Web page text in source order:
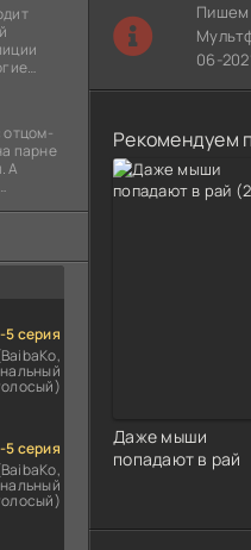
отцом-
парне
А
5 серия
5 серия
Пишем
06-
Рекомендуем
Даже мыши
попадают в рай